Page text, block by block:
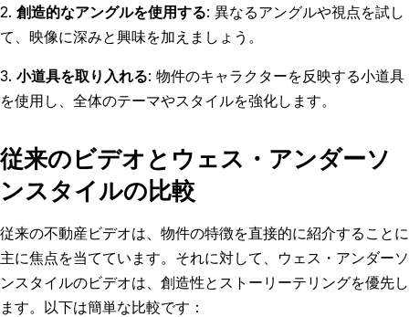
2. 創造的なアングルを使用する: 異なるアングルや視点を試し
て、映像に深みと興味を加えましょう。
3. 小道具を取り入れる: 物件のキャラクターを反映する小道具
を使用し、全体のテーマやスタイルを強化します。
従来のビデオとウェス・アンダーソ
ンスタイルの比較
従来の不動産ビデオは、物件の特徴を直接的に紹介することに
主に焦点を当てています。それに対して、ウェス・アンダーソ
ンスタイルのビデオは、創造性とストーリーテリングを優先し
ます。以下は簡単な比較です：